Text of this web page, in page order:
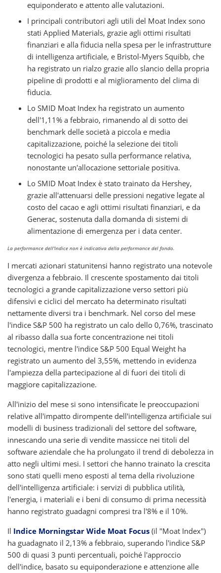
equiponderato e attento alle valutazioni.
I principali contributori agli utili del Moat Index sono
stati Applied Materials, grazie agli ottimi risultati
finanziari e alla fiducia nella spesa per le infrastrutture
di intelligenza artificiale, e Bristol-Myers Squibb, che
ha registrato un rialzo grazie allo slancio della propria
pipeline di prodotti e al miglioramento del clima di
fiducia.
Lo SMID Moat Index ha registrato un aumento
dell'1,11% a febbraio, rimanendo al di sotto dei
benchmark delle società a piccola e media
capitalizzazione, poiché la selezione dei titoli
tecnologici ha pesato sulla performance relativa,
nonostante un'allocazione settoriale positiva.
Lo SMID Moat Index è stato trainato da Hershey,
grazie all'attenuarsi delle pressioni negative legate al
costo del cacao e agli ottimi risultati finanziari, e da
Generac, sostenuta dalla domanda di sistemi di
alimentazione di emergenza per i data center.
La performance dell'Indice non è indicativa della performance del fondo.
I mercati azionari statunitensi hanno registrato una notevole
divergenza a febbraio. Il crescente spostamento dai titoli
tecnologici a grande capitalizzazione verso settori più
difensivi e ciclici del mercato ha determinato risultati
nettamente diversi tra i benchmark. Nel corso del mese
l'indice S&P 500 ha registrato un calo dello 0,76%, trascinato
al ribasso dalla sua forte concentrazione nei titoli
tecnologici, mentre l'indice S&P 500 Equal Weight ha
registrato un aumento del 3,55%, mettendo in evidenza
l'ampiezza della partecipazione al di fuori dei titoli di
maggiore capitalizzazione.
All'inizio del mese si sono intensificate le preoccupazioni
relative all'impatto dirompente dell'intelligenza artificiale sui
modelli di business tradizionali del settore del software,
innescando una serie di vendite massicce nei titoli del
software aziendale che ha prolungato il trend di debolezza in
atto negli ultimi mesi. I settori che hanno trainato la crescita
sono stati quelli meno esposti al tema della rivoluzione
dell'intelligenza artificiale: i servizi di pubblica utilità,
l'energia, i materiali e i beni di consumo di prima necessità
hanno registrato guadagni compresi tra l'8% e il 10%.
Il Indice Morningstar Wide Moat Focus (il "Moat Index")
ha guadagnato il 2,13% a febbraio, superando l'indice S&P
500 di quasi 3 punti percentuali, poiché l'approccio
dell'indice, basato su equiponderazione e attenzione alle